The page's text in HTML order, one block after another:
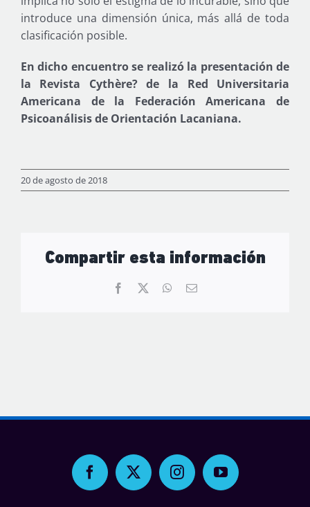
introduce una dimensión única, más allá de toda
clasificación posible.
En dicho encuentro se realizó la presentación de
la Revista Cythère? de la Red Universitaria
Americana de la Federación Americana de
Psicoanálisis de Orientación Lacaniana.
20 de agosto de 2018
Compartir esta información
Facebook WhatsApp
Email